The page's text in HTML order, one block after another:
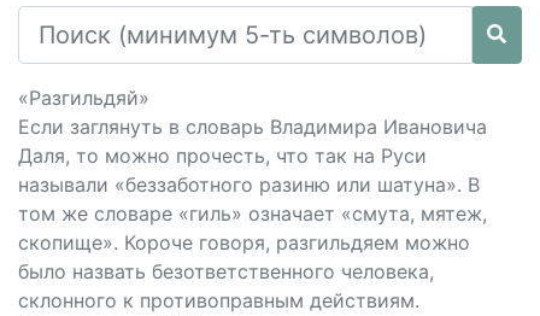
«Разгильдяй»
Если заглянуть в словарь Владимира Ивановича
Даля, то можно прочесть, что так на Руси
называли «беззаботного разиню или шатуна». В
том же словаре «гиль» означает «смута, мятеж,
скопище». Короче говоря, разгильдяем можно
было назвать безответственного человека,
склонного к противоправным действиям.